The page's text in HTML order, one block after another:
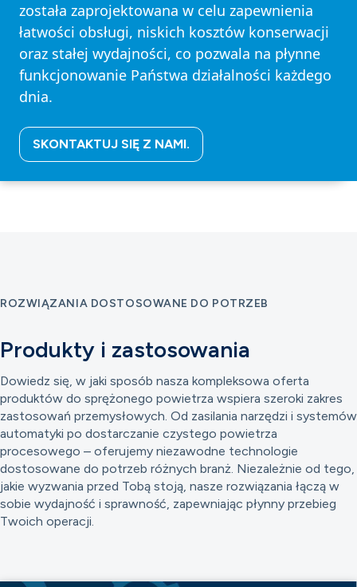
została zaprojektowana w celu zapewnienia
łatwości obsługi, niskich kosztów konserwacji
oraz stałej wydajności, co pozwala na płynne
funkcjonowanie Państwa działalności każdego
dnia.
SKONTAKTUJ SIĘ Z NAMI.
ROZWIĄZANIA DOSTOSOWANE DO POTRZEB
Produkty i zastosowania
Dowiedz się, w jaki sposób nasza kompleksowa oferta
produktów do sprężonego powietrza wspiera szeroki zakres
zastosowań przemysłowych. Od zasilania narzędzi i systemów
automatyki po dostarczanie czystego powietrza
procesowego – oferujemy niezawodne technologie
dostosowane do potrzeb różnych branż. Niezależnie od tego,
jakie wyzwania przed Tobą stoją, nasze rozwiązania łączą w
sobie wydajność i sprawność, zapewniając płynny przebieg
Twoich operacji.